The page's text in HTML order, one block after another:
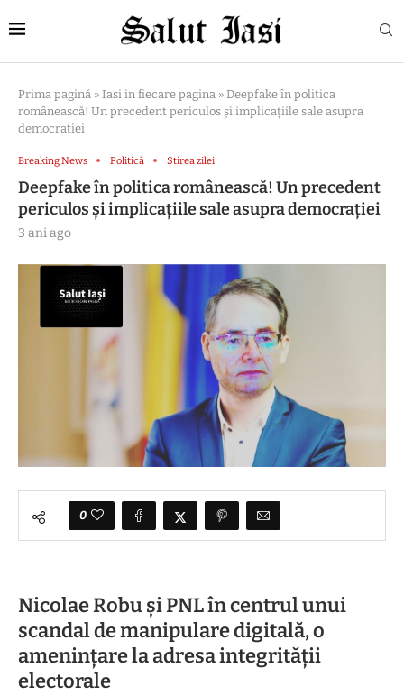
Prima pagină » Iasi in fiecare pagina » Deepfake în politica
românească! Un precedent periculos și implicațiile sale asupra
democrației
Breaking News Politică Stirea zilei
Deepfake în politica românească! Un precedent
periculos și implicațiile sale asupra democrației
3 ani ago
0
Nicolae Robu și PNL în centrul unui
scandal de manipulare digitală, o
amenințare la adresa integrității
electorale